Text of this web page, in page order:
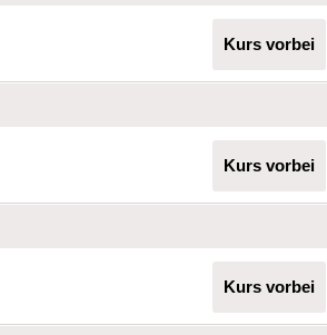
Kurs vorbei
Kurs vorbei
Kurs vorbei